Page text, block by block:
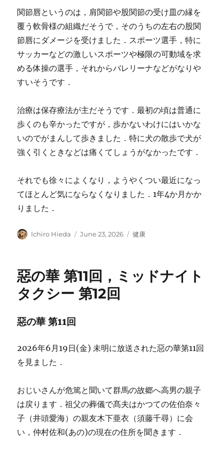
関節唇というのは，肩関節や股関節の受け皿の縁を
覆う軟骨様の組織だそうで，そのうちの左右の股関
節唇にダメージを受けました．スポーツ選手，特に
サッカーなどの激しいスポーツや極限の可動域を求
める体操の選手，それからバレリーナなどがなりや
すいそうです．
治療は保存療法が主だそうです．最初の頃は普通に
歩くのも辛かったですが，歩かないわけにはいかな
いのでがまんして歩きました．特に犬の散歩で犬が
強く引くときなどは痛くてしょうがなかったです．
それでも徐々によくなり，ようやくつい最近になっ
てほとんど気にならなくなりました．1年4か月かか
りました．
Author
Ichiro Hieda
Posted
June 23, 2026 Categories
健康
惡の華 第11回，ミッドナイト
タクシー 第12回
惡の華 第11回
2026年6月19日(金) 未明に放送された惡の華第11回
を見ました．
おじいさんが危篤と聞いて群馬の故郷へ高男の親子
は戻ります．祖父の葬儀で髙夫はかつての佐伯奈々
子（井頭愛海）の親友木下亜衣（須藤千尋）に会
い，仲村佐和(あの)の現在の住所を聞きます．